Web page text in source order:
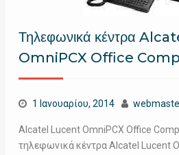
Τηλεφωνικά κέντρα
OmniPCX Office
1 Ιανουαρίου, 2014
Alcatel Lucent OmniPCX Office
τηλεφωνικά κέντρα Alcatel Lucent